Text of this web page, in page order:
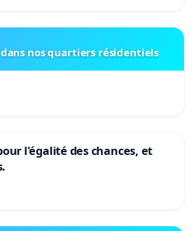
nos quartiers résidentiels
l'égalité des chances, et